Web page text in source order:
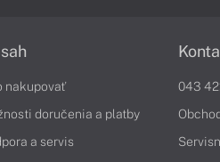
nakupovať
doručenia a platby
a servis
043